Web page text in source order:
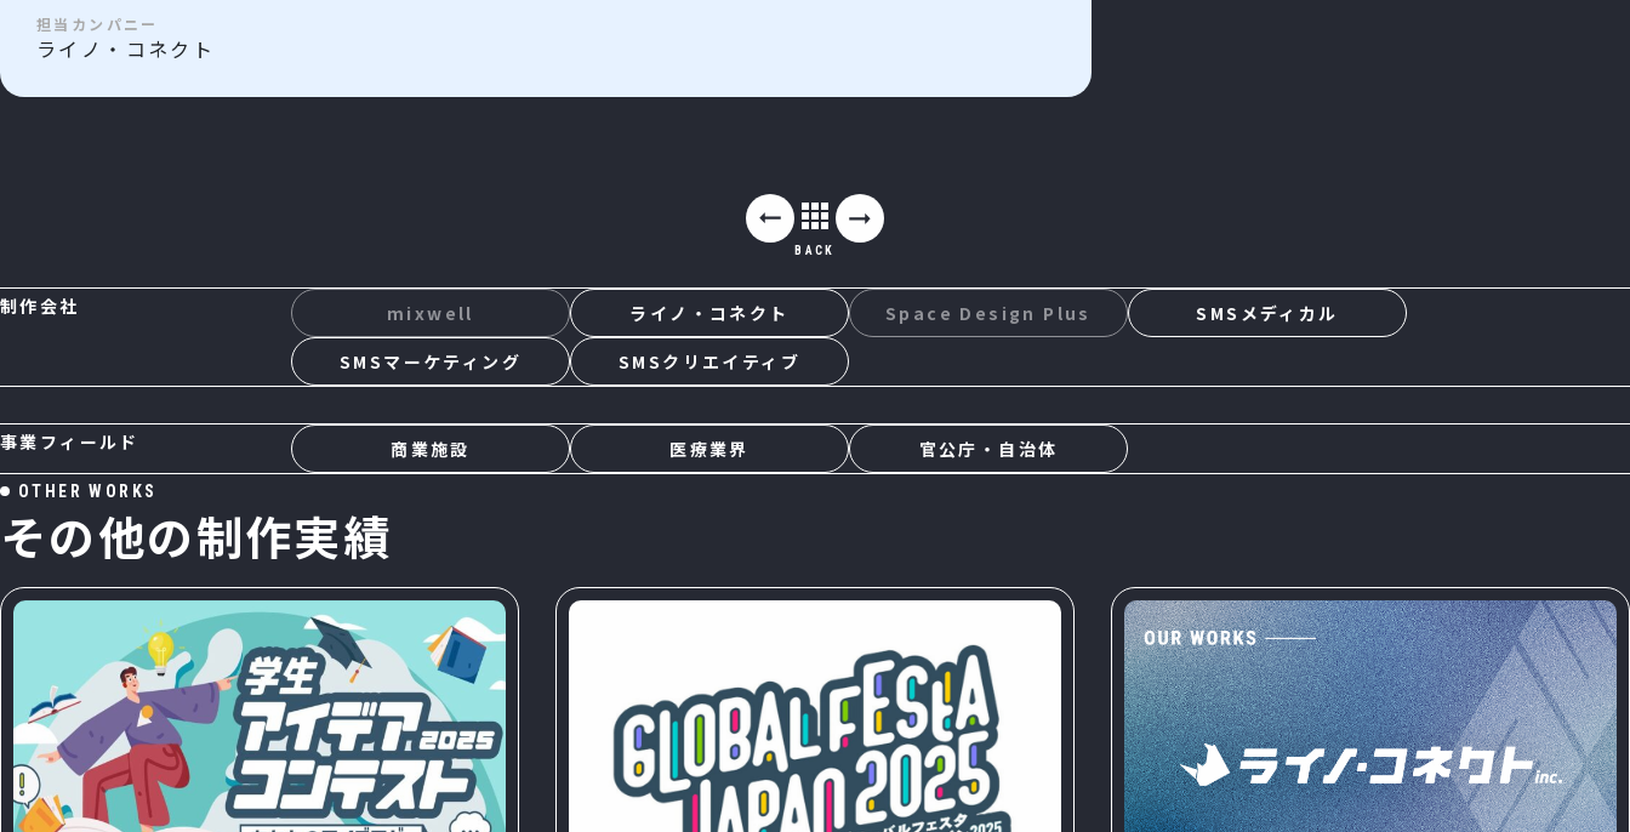
担当カンパニー
ライノ・コネクト
BACK
制作会社 mixwell ライノ・コネクト Space Design Plus
SMSメディカル
SMSマーケティング
SMSクリエイティブ
事業フィールド 商業施設 医療業界 官公庁・自治体
OT H E R W O R KS
その他の制作実績